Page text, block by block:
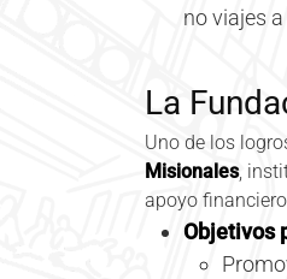
no viajes
La
Uno de los
Misionales,
apoyo
Objetivos